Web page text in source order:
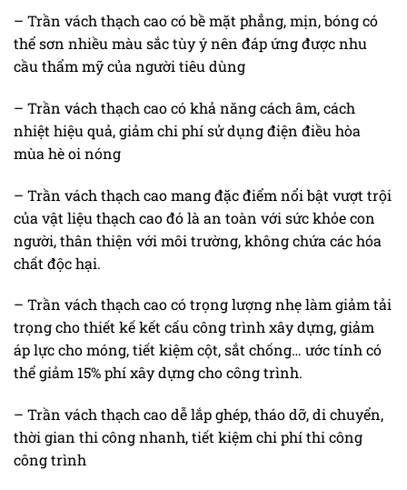
– Trần vách thạch cao có bề mặt phẳng, mịn, bóng có
thể sơn nhiều màu sắc tùy ý nên đáp ứng được nhu
cầu thẩm mỹ của người tiêu dùng
– Trần vách thạch cao có khả năng cách âm, cách
nhiệt hiệu quả, giảm chi phí sử dụng điện điều hòa
mùa hè oi nóng
– Trần vách thạch cao mang đặc điểm nổi bật vượt trội
của vật liệu thạch cao đó là an toàn với sức khỏe con
người, thân thiện với môi trường, không chứa các hóa
chất độc hại.
– Trần vách thạch cao có trọng lượng nhẹ làm giảm tải
trọng cho thiết kế kết cấu công trình xây dựng, giảm
áp lực cho móng, tiết kiệm cột, sắt chống… ước tính có
thể giảm 15% phí xây dựng cho công trình.
– Trần vách thạch cao dễ lắp ghép, tháo dỡ, di chuyển,
thời gian thi công nhanh, tiết kiệm chi phí thi công
công trình